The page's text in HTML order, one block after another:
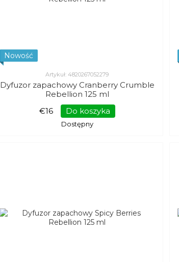
Nowość
Artykuł: 4820267052279
Dyfuzor zapachowy Cranberry Crumble
Rebellion 125 ml
€16
Do koszyka
Dostępny